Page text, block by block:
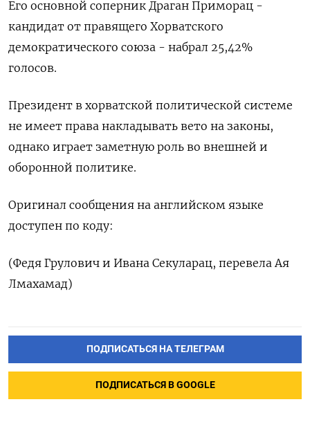
Его основной соперник Драган Приморац -
кандидат от правящего Хорватского
демократического союза - набрал 25,42%
голосов.
Президент в хорватской политической системе
не имеет права накладывать вето на законы,
однако играет заметную роль во внешней и
оборонной политике.
Оригинал сообщения на английском языке
доступен по коду:
(Федя Грулович и Ивана Секуларац, перевела Ая
Лмахамад)
ПОДПИСАТЬСЯ НА ТЕЛЕГРАМ
ПОДПИСАТЬСЯ В GOOGLE